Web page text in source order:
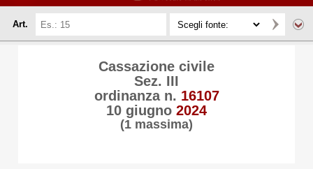
Art.
Cassazione civile
Sez. III
ordinanza n. 16107
10 giugno 2024
(1 massima)